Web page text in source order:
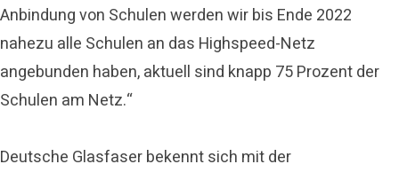
Anbindung von Schulen werden wir bis Ende 2022
nahezu alle Schulen an das Highspeed-Netz
angebunden haben, aktuell sind knapp 75 Prozent der
Schulen am Netz.“
Deutsche Glasfaser bekennt sich mit der